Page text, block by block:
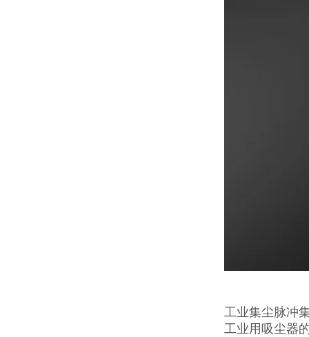
工业集尘脉冲
工业用吸尘器